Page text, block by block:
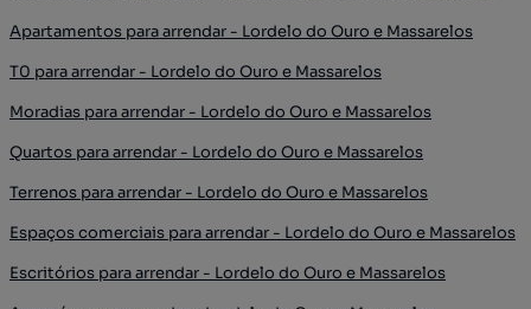
Apartamentos para arrendar - Lordelo do Ouro e Massarelos
T0 para arrendar - Lordelo do Ouro e Massarelos
Moradias para arrendar - Lordelo do Ouro e Massarelos
Quartos para arrendar - Lordelo do Ouro e Massarelos
Terrenos para arrendar - Lordelo do Ouro e Massarelos
Espaços comerciais para arrendar - Lordelo do Ouro e Massarelos
Escritórios para arrendar - Lordelo do Ouro e Massarelos